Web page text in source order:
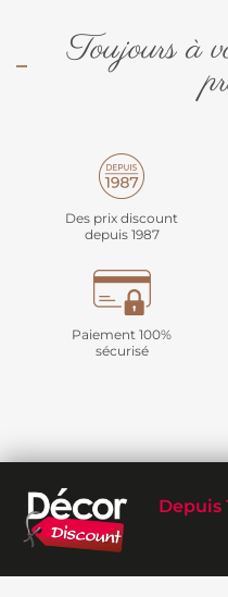
Toujours à
Des prix discount
depuis 1987
Paiement 100%
sécurisé
Depuis